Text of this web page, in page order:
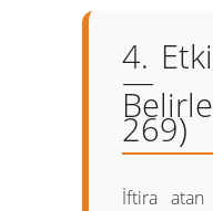
4.
—
269)
İftira atan